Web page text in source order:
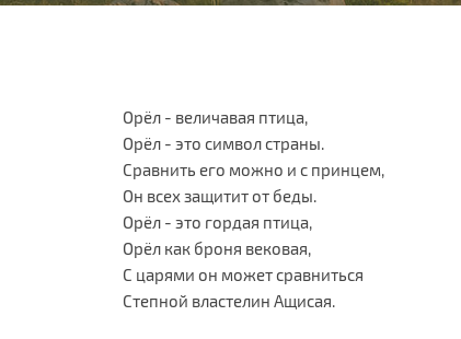
Орёл - величавая птица,
Орёл - это символ страны.
Сравнить его можно и с принцем,
Он всех защитит от беды.
Орёл - это гордая птица,
Орёл как броня вековая,
С царями он может сравниться
Степной властелин Ащисая.